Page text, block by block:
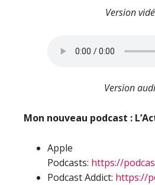
Version
Version
Mon nouveau podcast :
Apple
Podcasts: https://
Podcast Addict: https://